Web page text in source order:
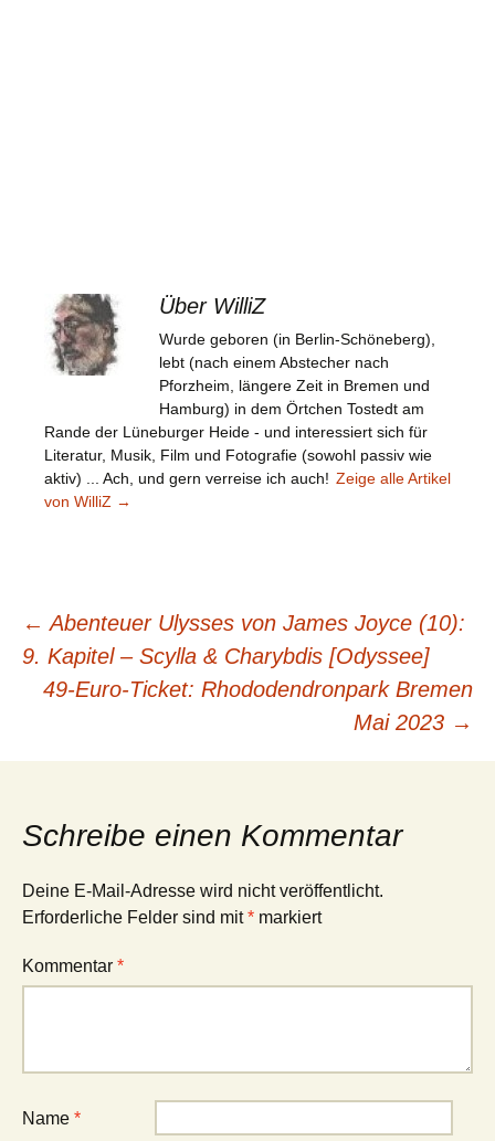
Über WilliZ
Wurde geboren (in Berlin-Schöneberg),
lebt (nach einem Abstecher nach
Pforzheim, längere Zeit in Bremen und
Hamburg) in dem Örtchen Tostedt am
Rande der Lüneburger Heide - und interessiert sich für
Literatur, Musik, Film und Fotografie (sowohl passiv wie
aktiv) ... Ach, und gern verreise ich auch! Zeige alle Artikel
von WilliZ →
Beitragsnavigation
← Abenteuer Ulysses von James Joyce (10):
9. Kapitel – Scylla & Charybdis [Odyssee]
49-Euro-Ticket: Rhododendronpark Bremen
Mai 2023 →
Schreibe einen Kommentar
Deine E-Mail-Adresse wird nicht veröffentlicht.
Erforderliche Felder sind mit* markiert
Kommentar *
Name *